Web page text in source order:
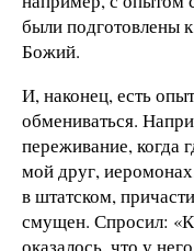
были подготовлены
Божий.
И, наконец, есть
обмениваться.
переживание, когда
мой друг,
в штатском,
смущен. Спросил: